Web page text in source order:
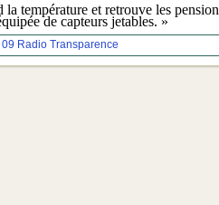
la température et retrouve les
de capteurs jetables. »
Radio Transparence